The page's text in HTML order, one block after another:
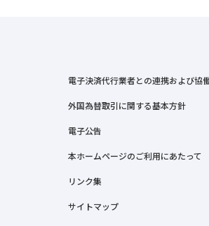
電子決済代行業者との連携および協
外国為替取引に関する基本方針
電子公告
本ホームページのご利用にあたって
リンク集
サイトマップ